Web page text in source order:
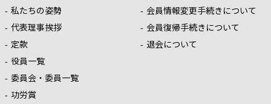
私たちの姿勢
代表理事挨拶
定款
役員一覧
委員会・委員一覧
功労賞
会員情報変更手続きについて
会員復帰手続きについて
退会について